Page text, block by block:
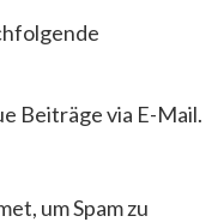
Beiträge via E-Mail.
um Spam zu